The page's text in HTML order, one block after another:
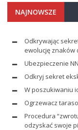
NAJNOWSZE
Odkrywając
ewolucję znaków
Ubezpieczenie
Odkryj sekret
W poszukiwaniu
Ogrzewacz
Procedura
odzyskać swoje